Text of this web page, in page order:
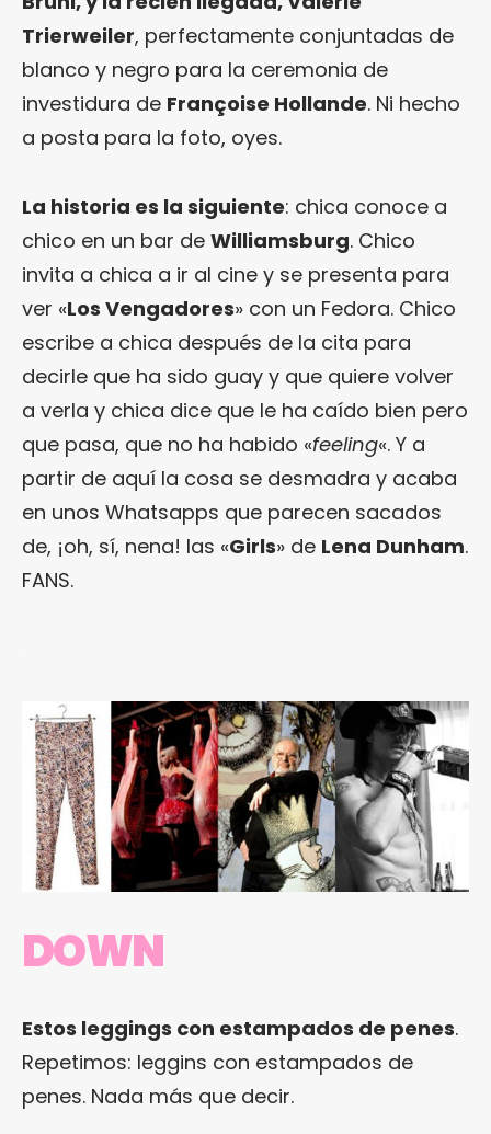
Trierweiler, perfectamente conjuntadas de
blanco y negro para la ceremonia de
investidura de Françoise Hollande. Ni hecho
a posta para la foto, oyes.
La historia es la siguiente: chica conoce a
chico en un bar de Williamsburg. Chico
invita a chica a ir al cine y se presenta para
ver «Los Vengadores» con un Fedora. Chico
escribe a chica después de la cita para
decirle que ha sido guay y que quiere volver
a verla y chica dice que le ha caído bien pero
que pasa, que no ha habido «feeling«. Y a
partir de aquí la cosa se desmadra y acaba
en unos Whatsapps que parecen sacados
de, ¡oh, sí, nena! las «Girls» de Lena Dunham.
FANS.
DOWN
Estos leggings con estampados de penes.
Repetimos: leggins con estampados de
penes. Nada más que decir.